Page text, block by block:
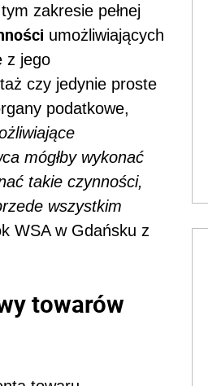
zakresie pełnej
umożliwiających
z jego
czy jedynie proste
podatkowe,
mógłby wykonać
takie czynności,
wszystkim
WSA w Gdańsku z
towarów